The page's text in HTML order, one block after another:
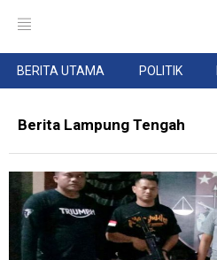
BERITA UTAMA POLITIK
Berita Lampung Tengah